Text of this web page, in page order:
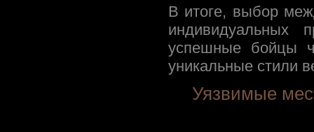
В итоге, выбор
индивидуальных
успешные бойцы
уникальные стили
Уязвимые